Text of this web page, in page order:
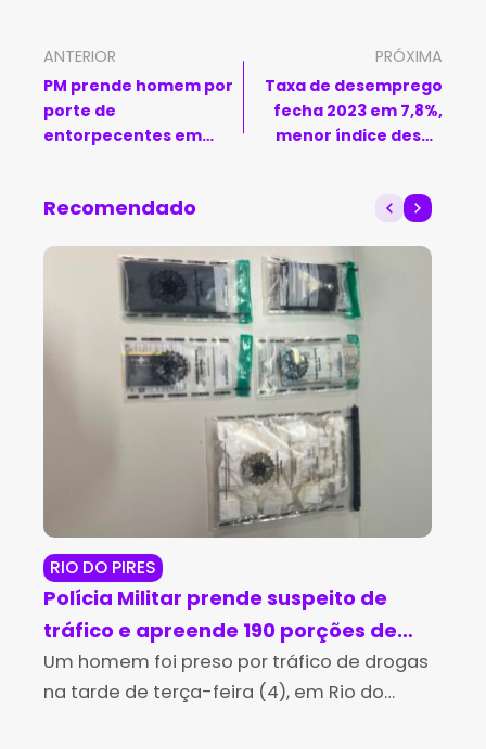
ANTERIOR
PM prende homem por
porte de
entorpecentes em
PRÓXIMA
Taxa de desemprego
fecha 2023 em 7,8%,
menor índice desde
Recomendado
RIO DO PIRES
Polícia Militar prende suspeito de
tráfico e apreende 190 porções de
cocaína em Rio do Pires
Um homem foi preso por tráfico de drogas
na tarde de terça-feira (4), em Rio do